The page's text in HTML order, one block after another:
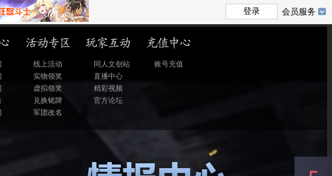
线上活动
实物领奖
虚拟领奖
兑换铭牌
军团改名
同人文创站
直播中心
精彩视频
官方论坛
账号充值
会员服务